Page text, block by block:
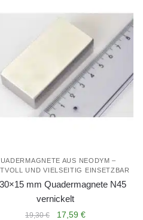
AUS NEODYM –
UND VIELSEITIG EINSETZBAR
mm Quadermagnete N45
vernickelt
19,30€
Ursprünglicher
17,59€Aktueller